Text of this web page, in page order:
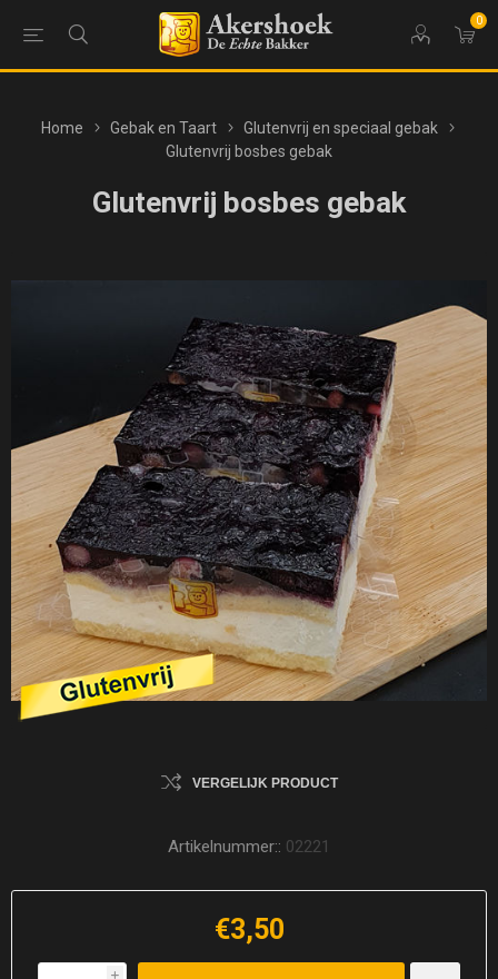
0
Home Gebak en Taart
Glutenvrij en speciaal gebak
Glutenvrij bosbes gebak
Glutenvrij bosbes gebak
VERGELIJK PRODUCT
Artikelnummer:: 02221
€3,50
i